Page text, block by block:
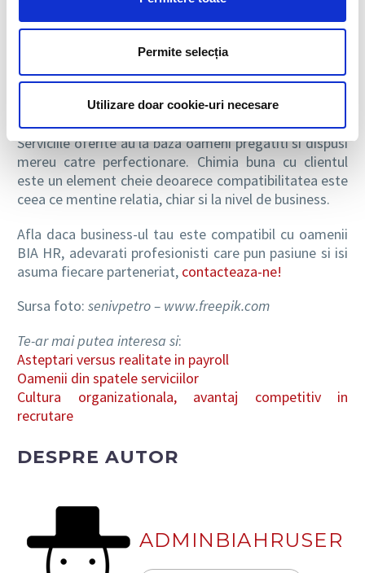
Permite selecția
Utilizare doar cookie-uri necesare
clientul si cu autoritatile.
Mai mult, deschiderea si modul in care raspunde
angajatilor pentru care calculeaza salariile sunt
aspecte esentiale la nivel de business in cazul unei
companii de consultanta precum BIA HR.
Serviciile oferite au la baza oameni pregatiti si dispusi
mereu catre perfectionare. Chimia buna cu clientul
este un element cheie deoarece compatibilitatea este
ceea ce mentine relatia, chiar si la nivel de business.
Afla daca business-ul tau este compatibil cu oamenii
BIA HR, adevarati profesionisti care pun pasiune si isi
asuma fiecare parteneriat, contacteaza-ne!
Sursa foto: senivpetro – www.freepik.com
Te-ar mai putea interesa si:
Asteptari versus realitate in payroll
Oamenii din spatele serviciilor
Cultura organizationala, avantaj competitiv in
recrutare
DESPRE AUTOR
ADMINBIAHRUSER